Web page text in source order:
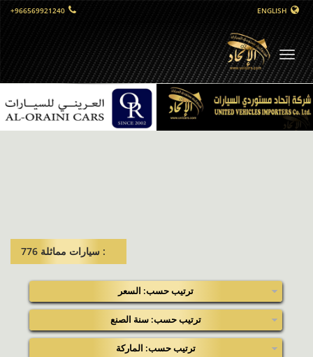
ENGLISH
+966569921240
التبديل
الملاحي
: سيارات مماثلة​ 776
ترتيب حسب: السعر
ترتيب حسب: سنة الصنع
ترتيب حسب: الماركة